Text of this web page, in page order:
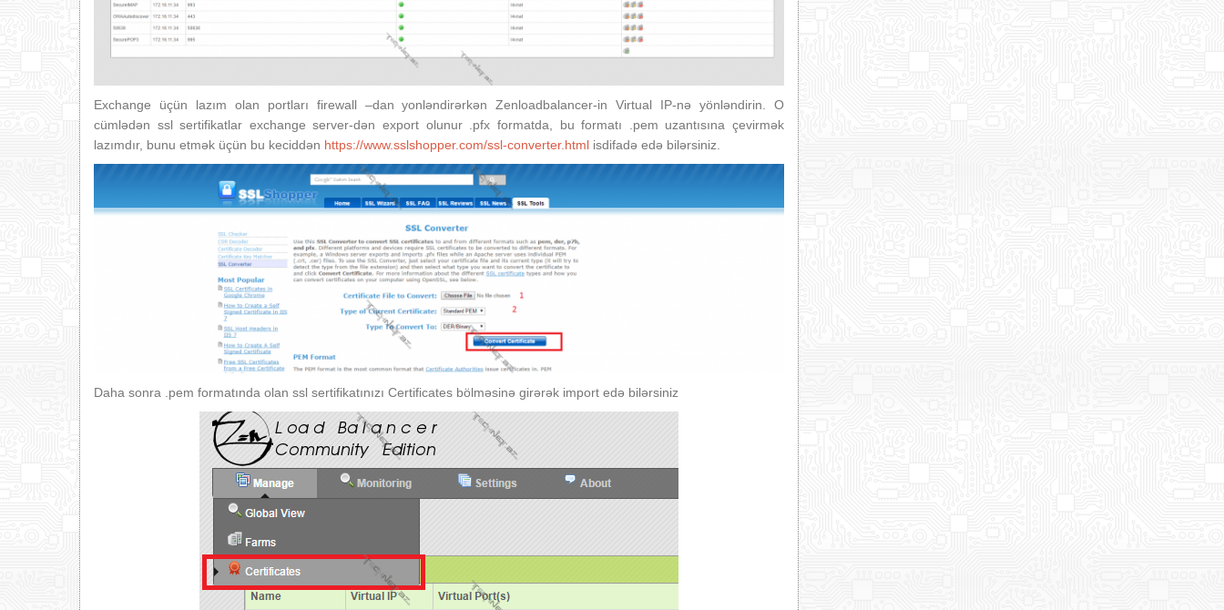
Exchange üçün lazım olan portları firewall –dan yonləndirərkən Zenloadbalancer-in Virtual IP-nə yönləndirin. O
cümlədən ssl sertifikatlar exchange server-dən export olunur .pfx formatda, bu formatı .pem uzantısına çevirmək
lazımdır, bunu etmək üçün bu keciddən https://www.sslshopper.com/ssl-converter.html isdifadə edə bilərsiniz.
Daha sonra .pem formatında olan ssl sertifikatınızı Certificates bölməsinə girərək import edə bilərsiniz